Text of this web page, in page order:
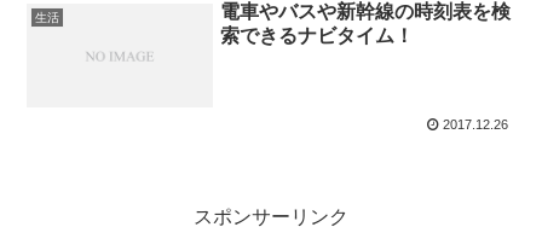
生活
電車やバスや新幹線の時刻表を検
索できるナビタイム！
2017.12.26
スポンサーリンク